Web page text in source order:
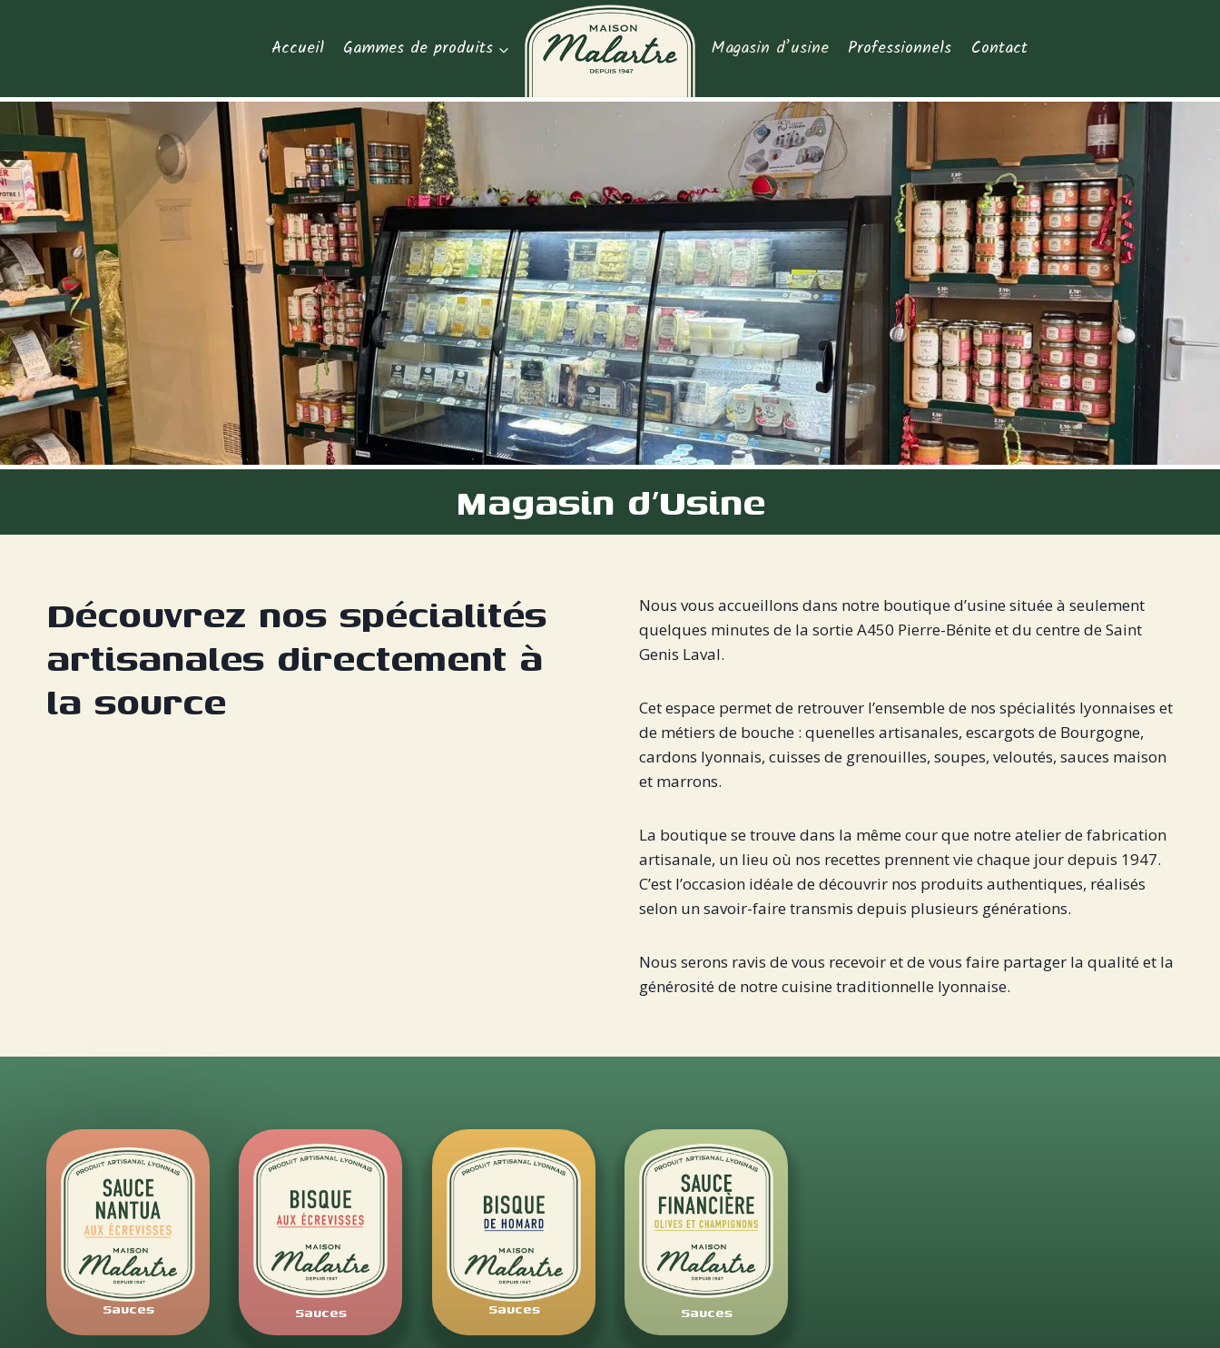
Accueil Gammes de produits Magasin d’usine Professionnels Contact
Magasin d’Usine
Découvrez nos spécialités
artisanales directement à
la source
Nous vous accueillons dans notre boutique d’usine située à seulement
quelques minutes de la sortie A450 Pierre-Bénite et du centre de Saint
Genis Laval.
Cet espace permet de retrouver l’ensemble de nos spécialités lyonnaises et
de métiers de bouche : quenelles artisanales, escargots de Bourgogne,
cardons lyonnais, cuisses de grenouilles, soupes, veloutés, sauces maison
et marrons.
La boutique se trouve dans la même cour que notre atelier de fabrication
artisanale, un lieu où nos recettes prennent vie chaque jour depuis 1947.
C’est l’occasion idéale de découvrir nos produits authentiques, réalisés
selon un savoir-faire transmis depuis plusieurs générations.
Nous serons ravis de vous recevoir et de vous faire partager la qualité et la
générosité de notre cuisine traditionnelle lyonnaise.
Sauces Sauces Sauces Sauces